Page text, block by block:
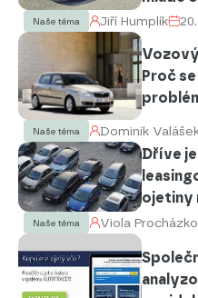
Naše téma Jiří Humplík
Proč
Naše téma Dominik
Dříve
ojetiny
Naše téma Viola